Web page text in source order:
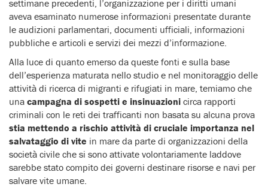
settimane precedenti, l’organizzazione per i diritti umani
aveva esaminato numerose informazioni presentate durante
le audizioni parlamentari, documenti ufficiali, informazioni
pubbliche e articoli e servizi dei mezzi d’informazione.
Alla luce di quanto emerso da queste fonti e sulla base
dell’esperienza maturata nello studio e nel monitoraggio delle
attività di ricerca di migranti e rifugiati in mare, temiamo che
una campagna di sospetti e insinuazioni circa rapporti
criminali con le reti dei trafficanti non basata su alcuna prova
stia mettendo a rischio attività di cruciale importanza nel
salvataggio di vite in mare da parte di organizzazioni della
società civile che si sono attivate volontariamente laddove
sarebbe stato compito dei governi destinare risorse e navi per
salvare vite umane.